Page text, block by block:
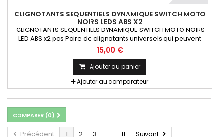
CLIGNOTANTS SEQUENTIELS DYNAMIQUE SWITCH MOTO
NOIRS LEDS ABS X2
CLIGNOTANTS SEQUENTIELS DYNAMIQUE SWITCH MOTO NOIRS
LED ABS x2 pcs Paire de clignotants universels qui peuvent
être adaptables sur toutes motos ou scooters
15,00 €
Ajouter au panier
Ajouter au comparateur
COMPARER (0)
Précédent 1 2 3 ... 11 Suivant